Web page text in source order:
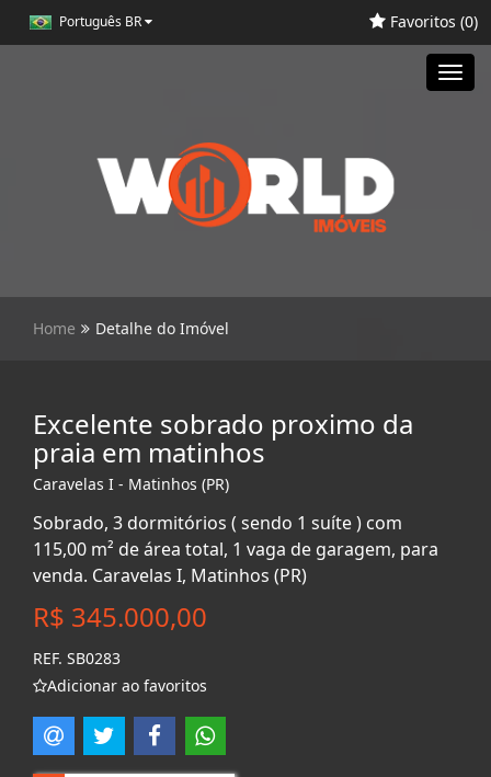
Português BR Favoritos (0)
Home Detalhe do Imóvel
Excelente sobrado proximo da
praia em matinhos
Caravelas I - Matinhos (PR)
Sobrado, 3 dormitórios ( sendo 1 suíte ) com
115,00 m² de área total, 1 vaga de garagem, para
venda. Caravelas I, Matinhos (PR)
R$ 345.000,00
REF. SB0283
Adicionar ao favoritos